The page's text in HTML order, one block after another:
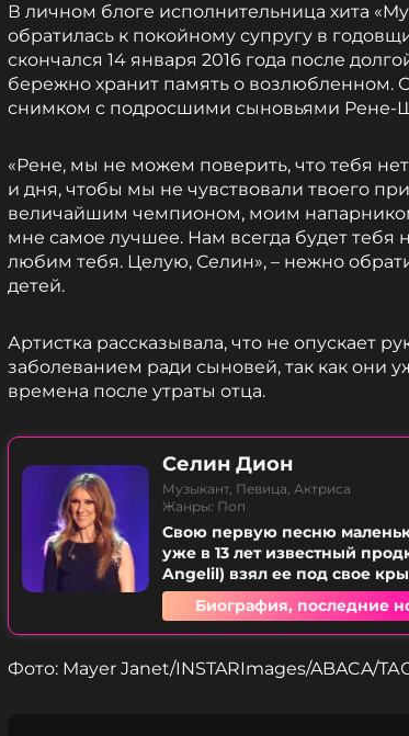
В личном блоге исполнительница хита
обратилась к покойному супругу в
скончался 14 января 2016 года после
бережно хранит память о возлюбленном.
снимком с подросшими сыновьями Рене-
«Рене, мы не можем поверить, что тебя
и дня, чтобы мы не чувствовали твоего
величайшим чемпионом, моим
мне самое лучшее. Нам всегда будет тебя
любим тебя. Целую, Селин», – нежно
детей.
Артистка рассказывала, что не опускает
заболеванием ради сыновей, так как они
времена после утраты отца.
Селин Дион
Музыкант, Певица, Актриса
Жанры: Поп
Свою первую песню
уже в 13 лет известный
Angelil) взял ее под свое
Биография, последние
Фото: Mayer Janet/INSTARImages/ABACA/